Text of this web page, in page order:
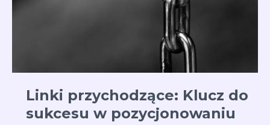
Linki przychodzące: Klucz do
sukcesu w pozycjonowaniu